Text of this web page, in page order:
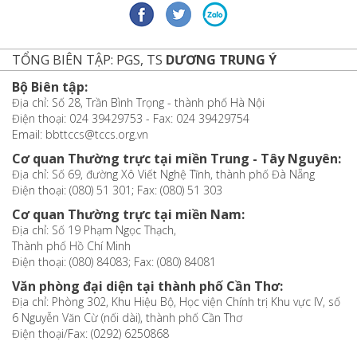
TỔNG BIÊN TẬP: PGS, TS DƯƠNG TRUNG Ý
Bộ Biên tập:
Địa chỉ: Số 28, Trần Bình Trọng - thành phố Hà Nội
Điện thoại: 024 39429753 - Fax: 024 39429754
Email: bbttccs@tccs.org.vn
Cơ quan Thường trực tại miền Trung - Tây Nguyên:
Địa chỉ: Số 69, đường Xô Viết Nghệ Tĩnh, thành phố Đà Nẵng
Điện thoại: (080) 51 301; Fax: (080) 51 303
Cơ quan Thường trực tại miền Nam:
Địa chỉ: Số 19 Phạm Ngọc Thạch,
Thành phố Hồ Chí Minh
Điện thoại: (080) 84083; Fax: (080) 84081
Văn phòng đại diện tại thành phố Cần Thơ:
Địa chỉ: Phòng 302, Khu Hiệu Bộ, Học viện Chính trị Khu vực IV, số
6 Nguyễn Văn Cừ (nối dài), thành phố Cần Thơ
Điện thoại/Fax: (0292) 6250868